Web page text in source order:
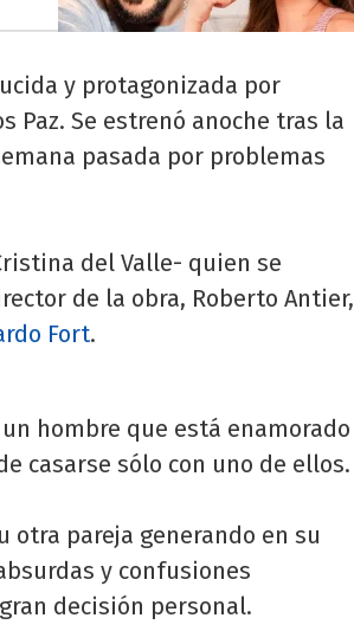
y protagonizada por
Se estrenó anoche tras la
pasada por problemas
del Valle- quien se
de la obra, Roberto Antier,
Fort.
hombre que está enamorado
casarse sólo con uno de ellos.
otra pareja generando en su
y confusiones
decisión personal.